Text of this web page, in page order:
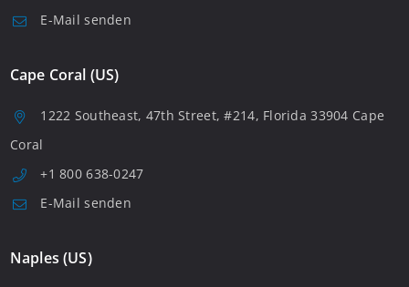
E-Mail senden
Cape Coral (US)
1222 Southeast, 47th Street, #214, Florida 33904 Cape
Coral
+1 800 638-0247
E-Mail senden
Naples (US)